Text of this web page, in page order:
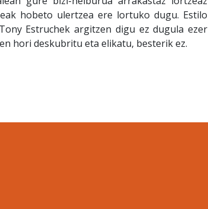
hobeto ulertzea ere lortuko dugu. Estilo
Estruchek argitzen digu ez dugula ezer
hori deskubritu eta elikatu, besterik ez.